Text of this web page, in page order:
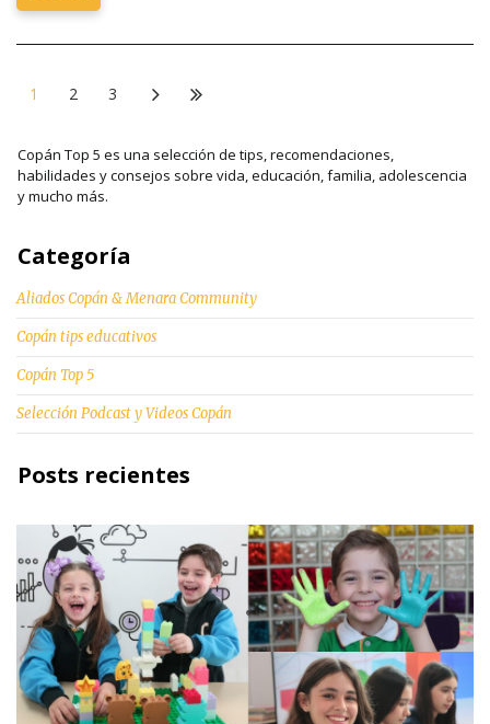
1 2 3
Copán Top 5 es una selección de tips, recomendaciones,
habilidades y consejos sobre vida, educación, familia, adolescencia
y mucho más.
Categoría
Aliados Copán & Menara Community
Copán tips educativos
Copán Top 5
Selección Podcast y Videos Copán
Posts recientes